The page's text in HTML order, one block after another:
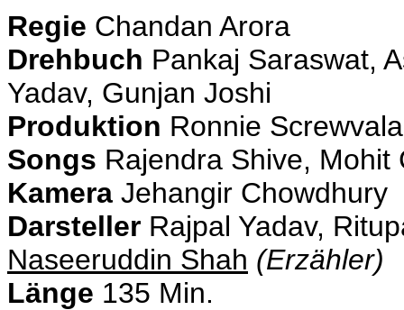
Regie Chandan Arora
Drehbuch Pankaj Saraswat,
Yadav, Gunjan Joshi
Produktion Ronnie Screwvala
Songs Rajendra Shive, Mohit
Kamera Jehangir Chowdhury
Darsteller Rajpal Yadav,
Naseeruddin Shah (Erzähler)
Länge 135 Min.